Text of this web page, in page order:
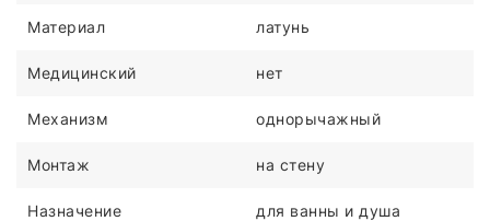
Материал латунь
Медицинский нет
Механизм однорычажный
Монтаж на стену
Назначение для ванны и душа